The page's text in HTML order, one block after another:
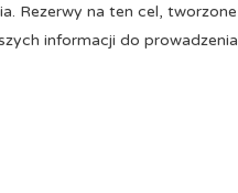
Rezerwy na ten cel,
informacji do